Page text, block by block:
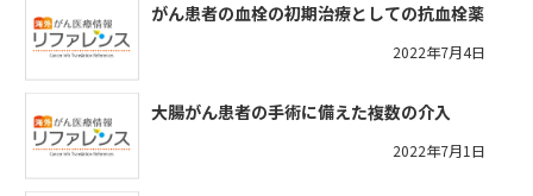
がん患者の血栓の初期治療としての抗血栓薬
2022年7月4日
大腸がん患者の手術に備えた複数の介入
2022年7月1日